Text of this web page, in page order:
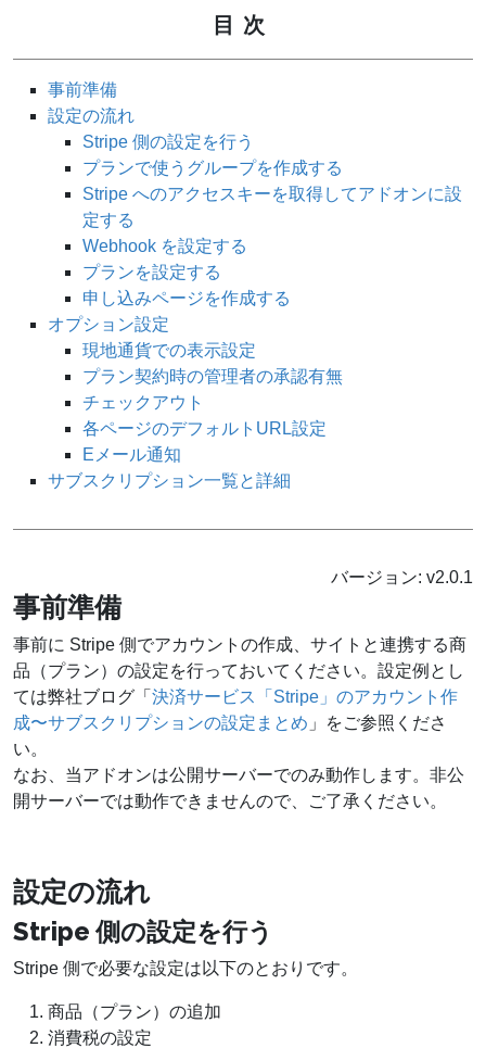
目次
事前準備
設定の流れ
Stripe 側の設定を行う
プランで使うグループを作成する
Stripe へのアクセスキーを取得してアドオンに設
定する
Webhook を設定する
プランを設定する
申し込みページを作成する
オプション設定
現地通貨での表示設定
プラン契約時の管理者の承認有無
チェックアウト
各ページのデフォルトURL設定
Eメール通知
サブスクリプション一覧と詳細
バージョン: v2.0.1
事前準備
事前に Stripe 側でアカウントの作成、サイトと連携する商
品（プラン）の設定を行っておいてください。設定例とし
ては弊社ブログ「 決済サービス「Stripe」のアカウント作
成〜サブスクリプションの設定まとめ 」をご参照くださ
い。
なお、当アドオンは公開サーバーでのみ動作します。非公
開サーバーでは動作できませんので、ご了承ください。
設定の流れ
Stripe 側の設定を行う
Stripe 側で必要な設定は以下のとおりです。
商品（プラン）の追加
消費税の設定